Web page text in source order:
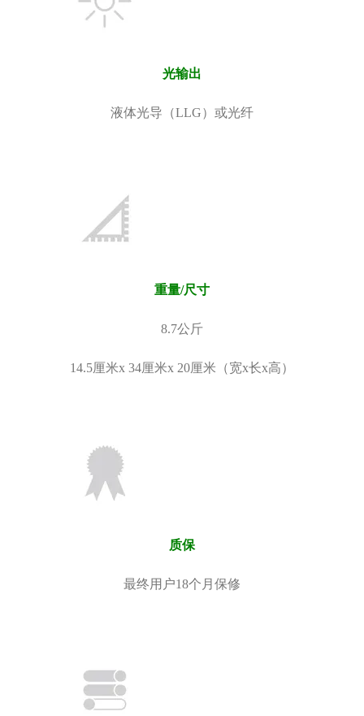
光输出
液体光导（LLG）或光纤
重量/尺寸
8.7公斤
14.5厘米x 34厘米x 20厘米（宽x长x高）
质保
最终用户18个月保修